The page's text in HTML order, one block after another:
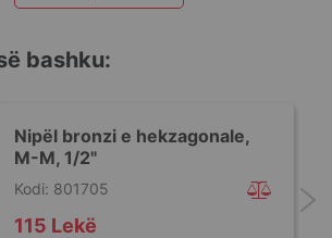
bashku:
Nipël bronzi e hekzagonale,
M-M, 1/2"
115 Lekë
Kodi: 801705